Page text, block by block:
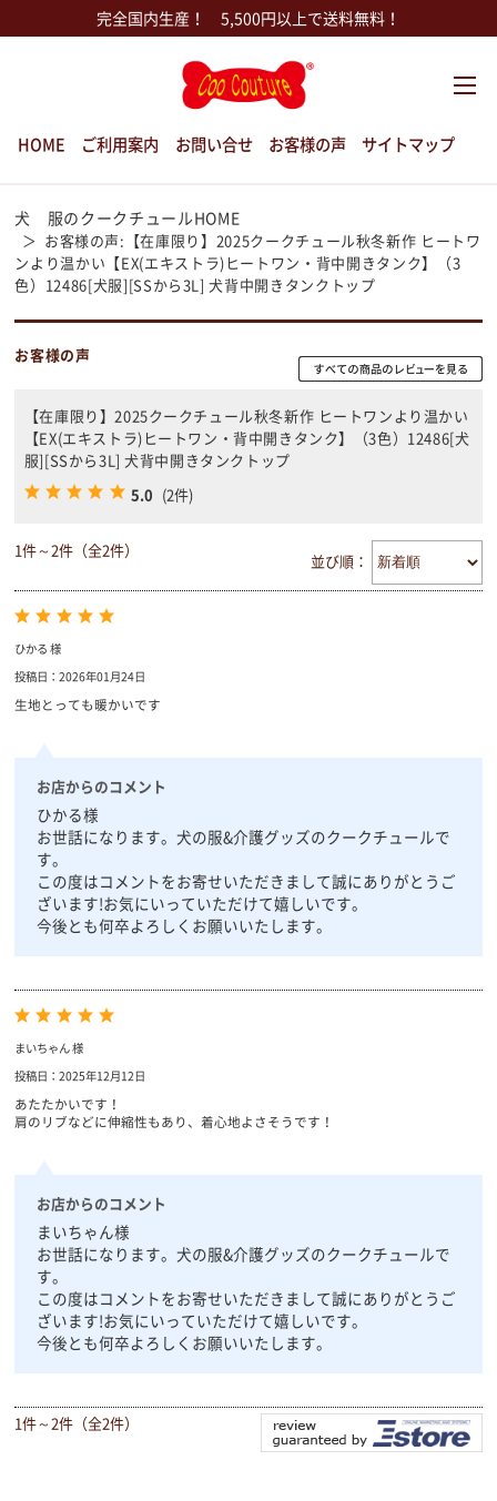
完全国内生産！ 5,500円以上で送料無料！
HOME ご利用案内 お問い合せ お客様の声 サイトマップ
犬 服のクークチュールHOME
お客様の声:【在庫限り】2025クークチュール秋冬新作 ヒートワ
ンより温かい【EX(エキストラ)ヒートワン・背中開きタンク】（3
色）12486[犬服][SSから3L] 犬背中開きタンクトップ
お客様の声
【在庫限り】2025クークチュール秋冬新作 ヒートワンより温かい
【EX(エキストラ)ヒートワン・背中開きタンク】（3色）12486[犬
服][SSから3L] 犬背中開きタンクトップ
5.0 (2件)
1件～2件（全2件）
並び順：
ひかる 様
投稿日：2026年01月24日
生地とっても暖かいです
お店からのコメント
ひかる様
お世話になります。犬の服&介護グッズのクークチュールで
す。
この度はコメントをお寄せいただきまして誠にありがとうご
ざいます!お気にいっていただけて嬉しいです。
今後とも何卒よろしくお願いいたします。
まいちゃん 様
投稿日：2025年12月12日
あたたかいです！
肩のリブなどに伸縮性もあり、着心地よさそうです！
お店からのコメント
まいちゃん様
お世話になります。犬の服&介護グッズのクークチュールで
す。
この度はコメントをお寄せいただきまして誠にありがとうご
ざいます!お気にいっていただけて嬉しいです。
今後とも何卒よろしくお願いいたします。
1件～2件（全2件）